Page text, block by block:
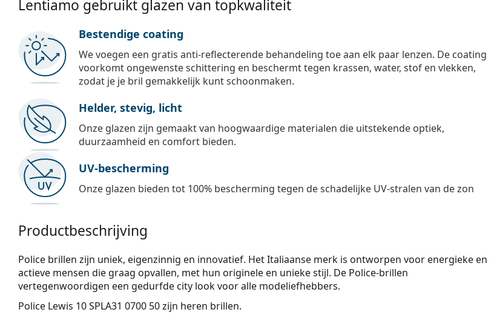
Lentiamo gebruikt glazen van topkwaliteit
Bestendige coating
We voegen een gratis anti-reflecterende behandeling toe aan elk paar lenzen. De coating
voorkomt ongewenste schittering en beschermt tegen krassen, water, stof en vlekken,
zodat je je bril gemakkelijk kunt schoonmaken.
Helder, stevig, licht
Onze glazen zijn gemaakt van hoogwaardige materialen die uitstekende optiek,
duurzaamheid en comfort bieden.
UV-bescherming
Onze glazen bieden tot 100% bescherming tegen de schadelijke UV-stralen van de zon
Productbeschrijving
Police brillen zijn uniek, eigenzinnig en innovatief. Het Italiaanse merk is ontworpen voor energieke en
actieve mensen die graag opvallen, met hun originele en unieke stijl. De Police-brillen
vertegenwoordigen een gedurfde city look voor alle modeliefhebbers.
Police Lewis 10 SPLA31 0700 50zijn heren brillen.